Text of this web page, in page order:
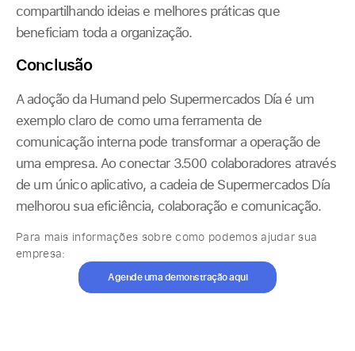
compartilhando ideias e melhores práticas que
beneficiam toda a organização.
Conclusão
A adoção da Humand pelo Supermercados Día é um
exemplo claro de como uma ferramenta de
comunicação interna pode transformar a operação de
uma empresa. Ao conectar 3.500 colaboradores através
de um único aplicativo, a cadeia de Supermercados Día
melhorou sua eficiência, colaboração e comunicação.
Para mais informações sobre como podemos ajudar sua
empresa:
Agende uma demonstração aqui